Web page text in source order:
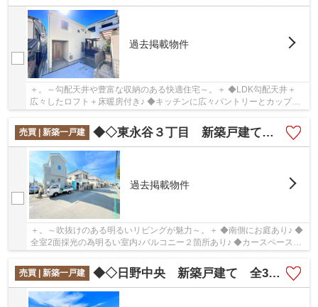
過去掲載物件
＋。～勾配天井や豊富な収納のある快適住宅～。＋ ◆LDK勾配天井＋
広々したロフト＋床暖房付き♪ ◆キッチンに広々パントリーとカップボ
売買 | 新築一戸建
◆◇東永谷３丁目 新築戸建て◇◆
過去掲載物件
＋。～吹抜けのある明るいリビングが魅力～。＋ ◆南側にお庭あり♪ ◆
全室2面採光の為明るい室内♪バルコニー２箇所あり♪ ◆カースペース2
売買 | 新築一戸建
◆◇日野中央 新築戸建て 全3棟◇◆